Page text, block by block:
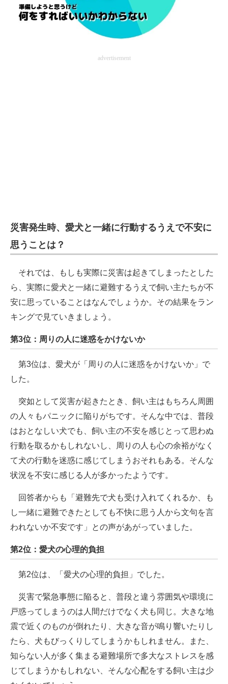
advertisement
災害発生時、愛犬と一緒に行動するうえで不安に
思うことは？
それでは、もしも実際に災害は起きてしまったとした
ら、実際に愛犬と一緒に避難するうえで飼い主たちが不
安に思っていることはなんでしょうか。その結果をラン
キングで見ていきましょう。
第3位：周りの人に迷惑をかけないか
第3位は、愛犬が「周りの人に迷惑をかけないか」で
した。
突如として災害が起きたとき、飼い主はもちろん周囲
の人々もパニックに陥りがちです。そんな中では、普段
はおとなしい犬でも、飼い主の不安を感じとって思わぬ
行動を取るかもしれないし、周りの人も心の余裕がなく
て犬の行動を迷惑に感じてしまうおそれもある。そんな
状況を不安に感じる人が多かったようです。
回答者からも「避難先で犬も受け入れてくれるか、も
し一緒に避難できたとしても不快に思う人から文句を言
われないか不安です」との声があがっていました。
第2位：愛犬の心理的負担
第2位は、「愛犬の心理的負担」でした。
災害で緊急事態に陥ると、普段と違う雰囲気や環境に
戸惑ってしまうのは人間だけでなく犬も同じ。大きな地
震で近くのものが倒れたり、大きな音が鳴り響いたりし
たら、犬もびっくりしてしまうかもしれません。また、
知らない人が多く集まる避難場所で多大なストレスを感
じてしまうかもしれない、そんな心配をする飼い主は少